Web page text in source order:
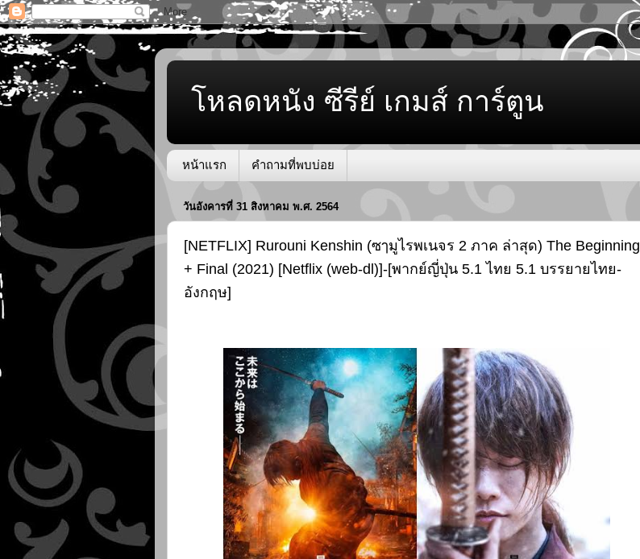
โหลดหนัง ซีรีย์ เกมส์ การ์ตูน
หน้าแรก คำถามที่พบบ่อย
วันอังคารที่ 31 สิงหาคม พ.ศ. 2564
[NETFLIX] Rurouni Kenshin (ซๅมูไรพเนจร 2 ภาค ล่าสุด) The Beginning
+ Final (2021) [Netflix (web-dl)]-[พากย์ญี่ปุ่น 5.1 ไทย 5.1 บรรยายไทย-
อังกฤษ]